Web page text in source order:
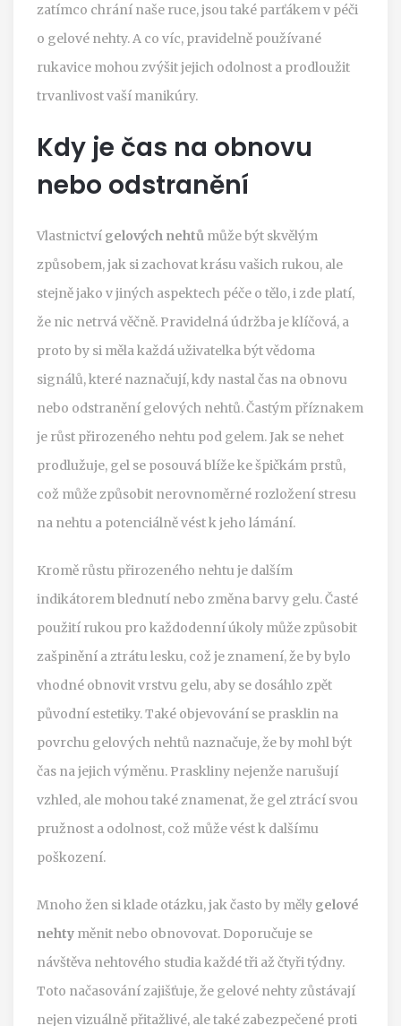
zatímco chrání naše ruce, jsou také parťákem v péči
o gelové nehty. A co víc, pravidelně používané
rukavice mohou zvýšit jejich odolnost a prodloužit
trvanlivost vaší manikúry.
Kdy je čas na obnovu
nebo odstranění
Vlastnictví gelových nehtů může být skvělým
způsobem, jak si zachovat krásu vašich rukou, ale
stejně jako v jiných aspektech péče o tělo, i zde platí,
že nic netrvá věčně. Pravidelná údržba je klíčová, a
proto by si měla každá uživatelka být vědoma
signálů, které naznačují, kdy nastal čas na obnovu
nebo odstranění gelových nehtů. Častým příznakem
je růst přirozeného nehtu pod gelem. Jak se nehet
prodlužuje, gel se posouvá blíže ke špičkám prstů,
což může způsobit nerovnoměrné rozložení stresu
na nehtu a potenciálně vést k jeho lámání.
Kromě růstu přirozeného nehtu je dalším
indikátorem blednutí nebo změna barvy gelu. Časté
použití rukou pro každodenní úkoly může způsobit
zašpinění a ztrátu lesku, což je znamení, že by bylo
vhodné obnovit vrstvu gelu, aby se dosáhlo zpět
původní estetiky. Také objevování se prasklin na
povrchu gelových nehtů naznačuje, že by mohl být
čas na jejich výměnu. Praskliny nejenže narušují
vzhled, ale mohou také znamenat, že gel ztrácí svou
pružnost a odolnost, což může vést k dalšímu
poškození.
Mnoho žen si klade otázku, jak často by měly gelové
nehty měnit nebo obnovovat. Doporučuje se
návštěva nehtového studia každé tři až čtyři týdny.
Toto načasování zajišťuje, že gelové nehty zůstávají
nejen vizuálně přitažlivé, ale také zabezpečené proti